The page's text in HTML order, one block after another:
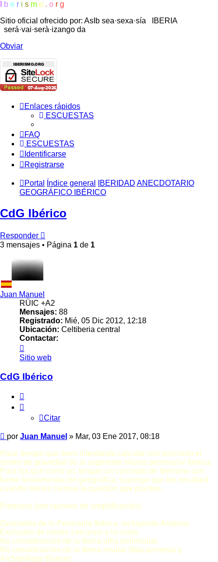
b e r i s m o . o r g
Sitio oficial ofrecido por: AsIb sea·sexa·sía IBERIA
será·vai·serà·izango da
Obviar
Enlaces rápidos
ESCUESTAS
FAQ
ESCUESTAS
Identificarse
Registrarse
Portal Índice general IBERIDAD ANECDOTARIO
GEOGRÁFICO IBÉRICO
CdG Ibérico
Responder
3 mensajes • Página 1 de 1
Juan Manuel
RÜIC +A2
Mensajes: 88
Registrado: Mié, 05 Dic 2012, 12:18
Ubicación: Celtiberia central
Contactar:
Juan
Manuel
Sitio web
CdG Ibérico
Citar
Mensaje
por Juan Manuel » Mar, 03 Ene 2017, 08:18
Hace tiempo que llevo intentando calcular con precisión el
centro de gravedad de la sugerente silueta peninsular ibérica.
Para los que como yo, tengan un concepto de iberismo con
fuerte fundamentación geográfica, supongo que les resultará
cuando menos curiosa la cuestión que planteo.
Premisas (por razones de simplificación):
Geometría de la Península Ibérica, incluyendo Andorra.
Exclusión de islotes cercanos a la costa.
No consideración de la Iberia ultra-peninsular.
No consideración de la Iberia insular (Macaronesia y
Archipiélago Balear).